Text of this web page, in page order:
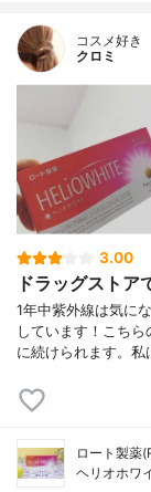
コスメ好き
クロミ
3.00
ドラッグストア
1年中紫外線は気に
しています！こち
に続けられます。
ロート製薬
ヘリオホワ